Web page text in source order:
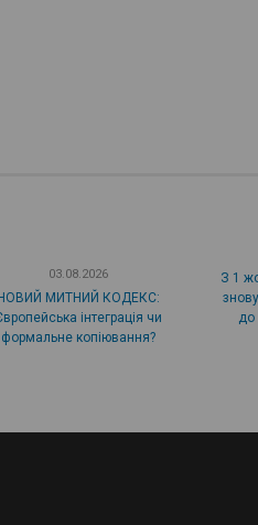
03.08.2026
НОВИЙ МИТНИЙ КОДЕКС:
інтеграція чи
формальне копіювання?
З 1
до